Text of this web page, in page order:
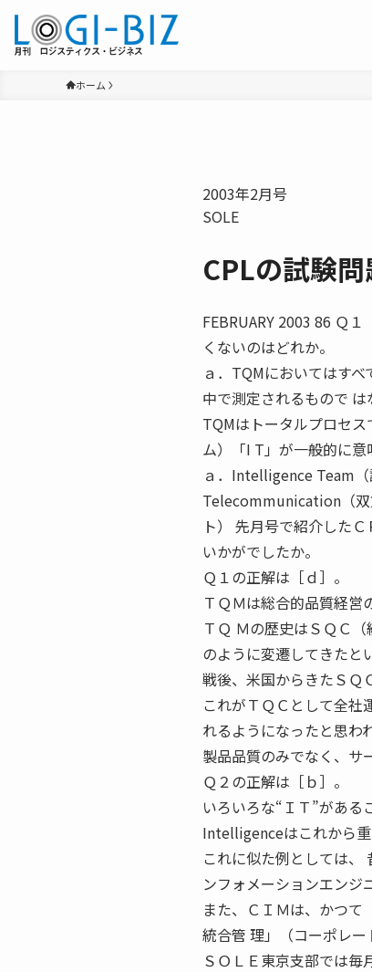
ホーム
2003年2月号
SOLE
CPLの試験
FEBRUARY 2003 86 Ｑ
くないのはどれか。
ａ．TQMにおいてはす
中で測定されるもので
TQMはトータルプロセ
ム）「I T」が一般的に意
ａ．Intelligence Team
Telecommunication（双
ト） 先月号で紹介した
いかがでしたか。
Ｑ１の正解は［ｄ］。
ＴＱＭは総合的品質経営
ＴＱ Ｍの歴史はＳＱＣ
のように変遷してきたと
戦後、米国からきたＳＱ
これがＴＱＣとして全社
れるようになったと思わ
製品品質のみでなく、サ
Ｑ２の正解は［ｂ］。
いろいろな“ＩＴ”がある
Intelligenceはこれから重
これに似た例としては、
ンフォメーションエンジ
また、ＣＩＭは、かつ
統合管 理」（コーポレー
ＳＯＬＥ東京支部では毎